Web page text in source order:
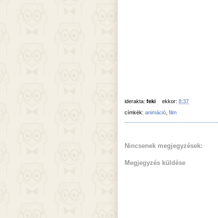
iderakta: feki ekkor: 8:37
címkék: animáció film
Nincsenek megjegyzések:
Megjegyzés küldése